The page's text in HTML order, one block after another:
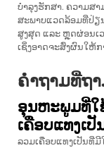
ບໍາລຸງຮັກສາ. ຄວາມສ
ສະພາບແວດລ້ອມທີ່ປ່ຽ
ສູງສຸດ ແລະ ຫຼຸດຜ່ອນເ
ເຊິ່ງອາດຈະສົ່ງຜົນໃຫ້
ຄຳຖາມທີ່ຖ
ອຸນຫະພູມທີ່ໃ
ເຄືອບແທງເປັ
ລວມເຄືອບແທງເປັນທີ່